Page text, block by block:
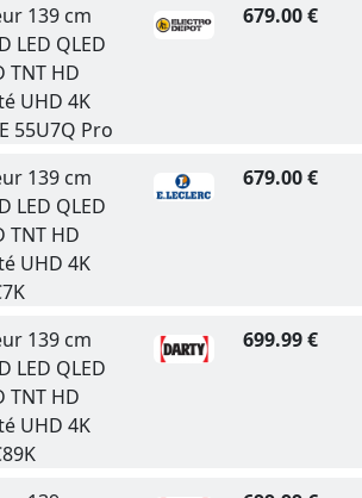
139 cm
LED QLED
TNT HD
UHD 4K
55U7Q Pro
679.00 €
139 cm
LED QLED
TNT HD
UHD 4K
679.00 €
139 cm
LED QLED
TNT HD
UHD 4K
699.99 €